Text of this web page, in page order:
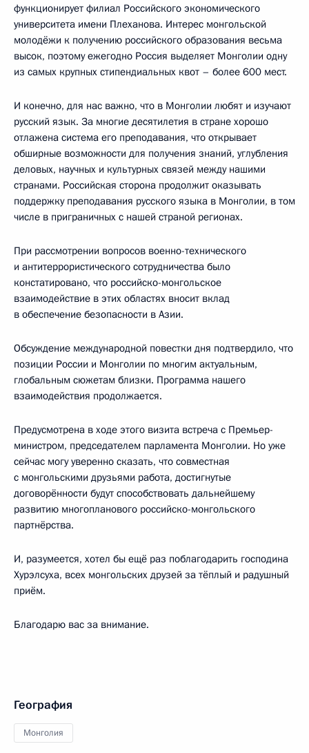
функционирует филиал Российского экономического
университета имени Плеханова. Интерес монгольской
молодёжи к получению российского образования весьма
высок, поэтому ежегодно Россия выделяет Монголии одну
из самых крупных стипендиальных квот – более 600 мест.
И конечно, для нас важно, что в Монголии любят и изучают
русский язык. За многие десятилетия в стране хорошо
отлажена система его преподавания, что открывает
обширные возможности для получения знаний, углубления
деловых, научных и культурных связей между нашими
странами. Российская сторона продолжит оказывать
поддержку преподавания русского языка в Монголии, в том
числе в приграничных с нашей страной регионах.
При рассмотрении вопросов военно-технического
и антитеррористического сотрудничества было
констатировано, что российско-монгольское
взаимодействие в этих областях вносит вклад
в обеспечение безопасности в Азии.
Обсуждение международной повестки дня подтвердило, что
позиции России и Монголии по многим актуальным,
глобальным сюжетам близки. Программа нашего
взаимодействия продолжается.
Предусмотрена в ходе этого визита встреча с Премьер-
министром, председателем парламента Монголии. Но уже
сейчас могу уверенно сказать, что совместная
с монгольскими друзьями работа, достигнутые
договорённости будут способствовать дальнейшему
развитию многопланового российско-монгольского
партнёрства.
И, разумеется, хотел бы ещё раз поблагодарить господина
Хурэлсуха, всех монгольских друзей за тёплый и радушный
приём.
Благодарю вас за внимание.
География
Монголия